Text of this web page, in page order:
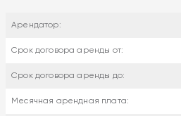
Арендатор:
Срок договора аренды от:
Срок договора аренды до:
Месячная арендная плата: